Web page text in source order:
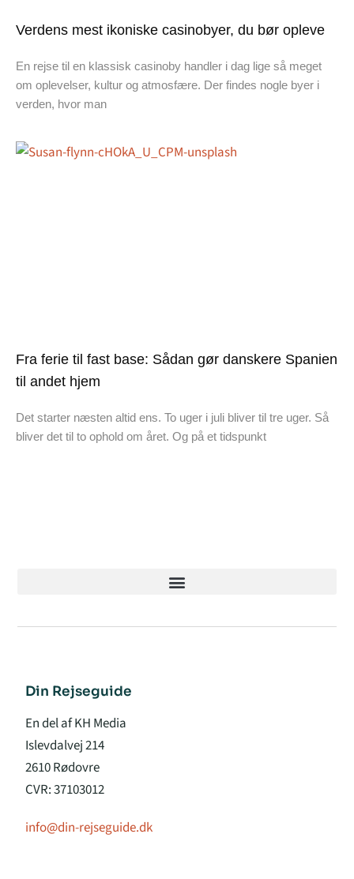
Verdens mest ikoniske casinobyer, du bør opleve
En rejse til en klassisk casinoby handler i dag lige så meget
om oplevelser, kultur og atmosfære. Der findes nogle byer i
verden, hvor man
Fra ferie til fast base: Sådan gør danskere Spanien
til andet hjem
Det starter næsten altid ens. To uger i juli bliver til tre uger. Så
bliver det til to ophold om året. Og på et tidspunkt
Din Rejseguide
En del af KH Media
Islevdalvej 214
2610 Rødovre
CVR: 37103012
info@din-rejseguide.dk